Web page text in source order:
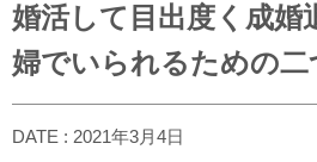
婚活して目出度く成婚
婦でいられるための二
DATE : 2021年3月4日